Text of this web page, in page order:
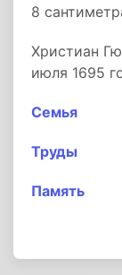
8
Христиан
июля 1695
Семья
Труды
Память